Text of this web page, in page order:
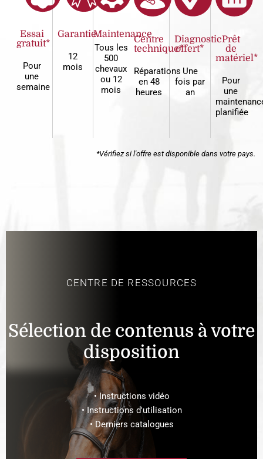
Essai
gratuit*
Pour
une
semaine
Garantie
12
mois
Maintenance
Tous les
500
chevaux
ou 12
mois
Centre
technique*
Réparations
en 48
heures
Diagnostic
offert*
Une
fois par
an
Prêt
de
matériel*
Pour
une
planifiée
*Vérifiez si l'offre est disponible dans votre pays.
CENTRE DE RESSOURCES
Sélection de contenus à votre
disposition
• Instructions vidéo
• Instructions d'utilisation
• Derniers catalogues